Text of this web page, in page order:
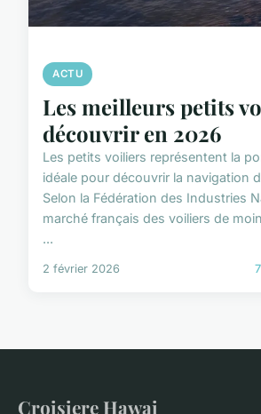
ACTU
Les meilleurs petits
découvrir en 2026
Les petits voiliers représentent la
idéale pour découvrir la navigation
Selon la Fédération des Industries
marché français des voiliers de
...
2 février 2026
Croisiere Hawai